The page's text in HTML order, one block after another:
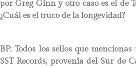
por Greg Ginn y otro caso es el de
¿Cuál es el truco de la longevidad?
BP: Todos los sellos que
SST Records, provenía del Sur de